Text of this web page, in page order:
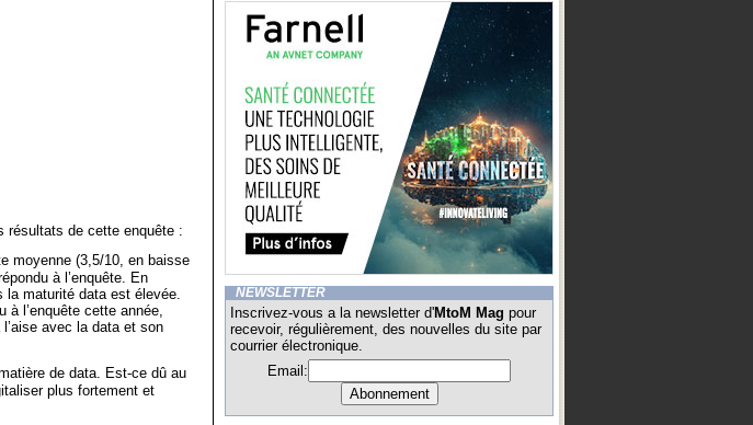
résultats de cette enquête :
moyenne (3,5/10, en baisse
à l’enquête. En
la maturité data est élevée.
à l’enquête cette année,
avec la data et son
de data. Est-ce dû au
plus fortement et
NEWSLETTER
Inscrivez-vous a la newsletter d'MtoM Mag pour
recevoir, régulièrement, des nouvelles du site par
courrier électronique.
Email: